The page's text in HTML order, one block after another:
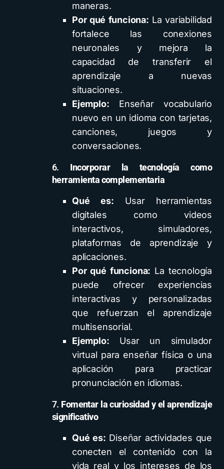
maneras.
Por qué funciona: La variabilidad
fortalece las conexiones
neuronales y mejora la
capacidad de transferir el
aprendizaje a nuevas
situaciones.
Ejemplo: Enseñar vocabulario
nuevo en un idioma con tarjetas,
canciones, juegos y
conversaciones.
6. Incorporar la tecnología como
herramienta complementaria
Qué es: Usar herramientas
digitales como videos
interactivos, simuladores,
plataformas de aprendizaje y
aplicaciones.
Por qué funciona: La tecnología
puede ofrecer experiencias
interactivas y personalizadas
que refuerzan el aprendizaje
multisensorial.
Ejemplo: Usar un simulador
virtual para enseñar física o una
aplicación para practicar
pronunciación en idiomas.
7. Fomentar la curiosidad y el aprendizaje
significativo
Qué es: Diseñar actividades que
conecten el contenido con la
vida real y los intereses de los